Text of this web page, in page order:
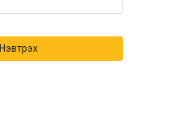
Нэвтрэх